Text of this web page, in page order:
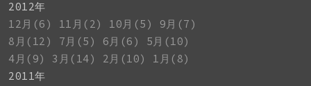
2012年
12月(6)
11月(2) 10月(5)
9月(7)
8月(12)
7月(5) 6月(6)
5月(10)
4月(9)
3月(14) 2月(10)
1月(8)
2011年